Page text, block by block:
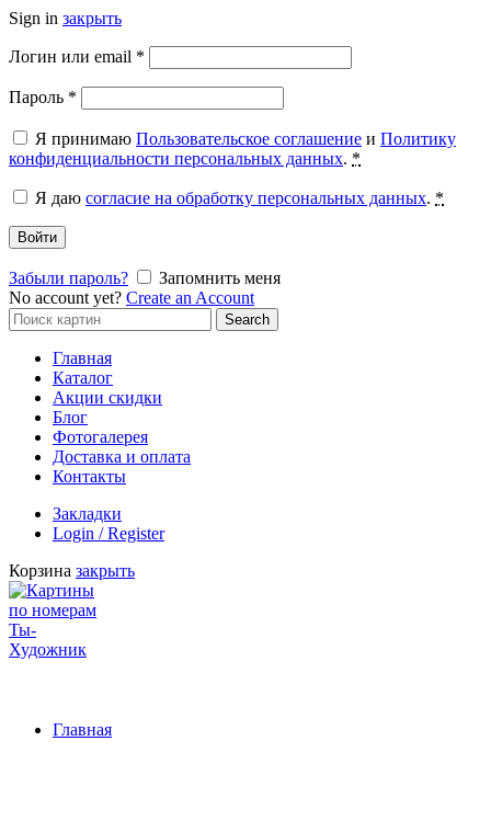
Sign in закрыть
Логин или email *
Пароль *
Я принимаю Пользовательское соглашение и Политику
конфиденциальности персональных данных. *
Я даю согласие на обработку персональных данных. *
Войти
Забыли пароль?
Запомнить меня
No account yet? Create an Account
Search
for:
Search
Главная
Каталог
Акции скидки
Блог
Фотогалерея
Доставка и оплата
Контакты
Закладки
Login / Register
Корзина закрыть
Главная